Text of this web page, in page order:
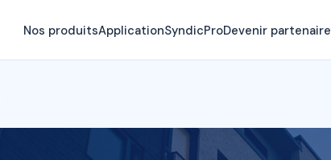
Nos produitsApplicationSyndicProDevenir partenaire